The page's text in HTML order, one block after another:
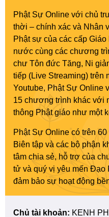
Phật Sự Online với chủ
thời – chính xác và Nhân
Phật sự của các cấp
nước cùng các chương
chư Tôn đức Tăng, Ni
tiếp (Live Streaming) trên
Youtube, Phật Sự Online
15 chương trình khác với
thông Phật giáo như một
Phật Sự Online có trên
Biên tập và các bộ phận
tâm chia sẻ, hỗ trợ của
tử và quý vị yêu mến
đảm bảo sự hoạt động
Chủ tài khoản: KENH